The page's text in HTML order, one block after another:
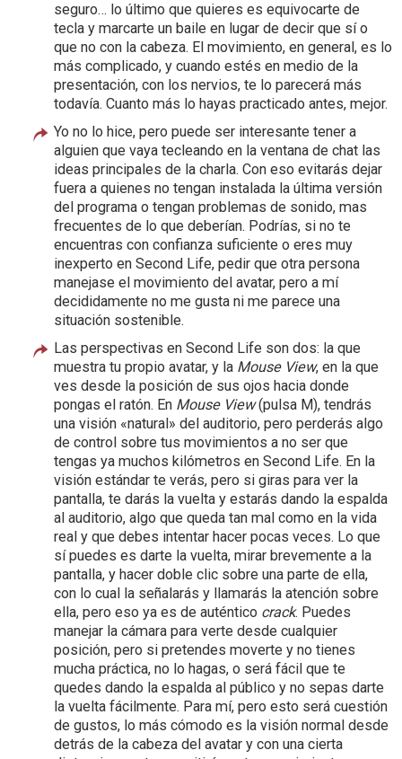
seguro… lo último que quieres es equivocarte de
tecla y marcarte un baile en lugar de decir que sí o
que no con la cabeza. El movimiento, en general, es lo
más complicado, y cuando estés en medio de la
presentación, con los nervios, te lo parecerá más
todavía. Cuanto más lo hayas practicado antes, mejor.
Yo no lo hice, pero puede ser interesante tener a
alguien que vaya tecleando en la ventana de chat las
ideas principales de la charla. Con eso evitarás dejar
fuera a quienes no tengan instalada la última versión
del programa o tengan problemas de sonido, mas
frecuentes de lo que deberían. Podrías, si no te
encuentras con confianza suficiente o eres muy
inexperto en Second Life, pedir que otra persona
manejase el movimiento del avatar, pero a mí
decididamente no me gusta ni me parece una
situación sostenible.
Las perspectivas en Second Life son dos: la que
muestra tu propio avatar, y la Mouse View, en la que
ves desde la posición de sus ojos hacia donde
pongas el ratón. En Mouse View(pulsa M), tendrás
una visión «natural» del auditorio, pero perderás algo
de control sobre tus movimientos a no ser que
tengas ya muchos kilómetros en Second Life. En la
visión estándar te verás, pero si giras para ver la
pantalla, te darás la vuelta y estarás dando la espalda
al auditorio, algo que queda tan mal como en la vida
real y que debes intentar hacer pocas veces. Lo que
sí puedes es darte la vuelta, mirar brevemente a la
pantalla, y hacer doble clic sobre una parte de ella,
con lo cual la señalarás y llamarás la atención sobre
ella, pero eso ya es de auténtico crack. Puedes
manejar la cámara para verte desde cualquier
posición, pero si pretendes moverte y no tienes
mucha práctica, no lo hagas, o será fácil que te
quedes dando la espalda al público y no sepas darte
la vuelta fácilmente. Para mí, pero esto será cuestión
de gustos, lo más cómodo es la visión normal desde
detrás de la cabeza del avatar y con una cierta